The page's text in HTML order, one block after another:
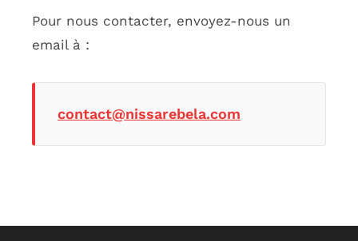
Pour nous contacter, envoyez-nous un
email à :
contact@nissarebela.com